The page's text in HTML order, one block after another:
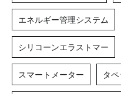
エネルギー管理システム
シリコーンエラストマー
スマートメーター タペ